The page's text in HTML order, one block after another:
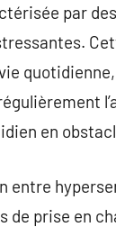
par
en
entre
de prise en